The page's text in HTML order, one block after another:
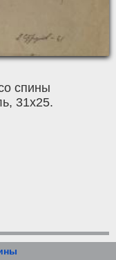
спины
, 31x25.